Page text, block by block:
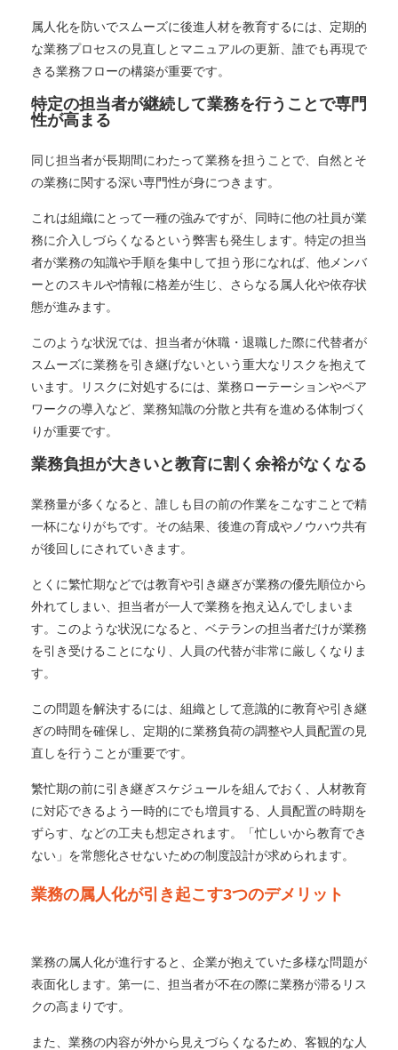
属人化を防いでスムーズに後進人材を教育するには、定期的
な業務プロセスの見直しとマニュアルの更新、誰でも再現で
きる業務フローの構築が重要です。
特定の担当者が継続して業務を行うことで専門
性が高まる
同じ担当者が長期間にわたって業務を担うことで、自然とそ
の業務に関する深い専門性が身につきます。
これは組織にとって一種の強みですが、同時に他の社員が業
務に介入しづらくなるという弊害も発生します。特定の担当
者が業務の知識や手順を集中して担う形になれば、他メンバ
ーとのスキルや情報に格差が生じ、さらなる属人化や依存状
態が進みます。
このような状況では、担当者が休職・退職した際に代替者が
スムーズに業務を引き継げないという重大なリスクを抱えて
います。リスクに対処するには、業務ローテーションやペア
ワークの導入など、業務知識の分散と共有を進める体制づく
りが重要です。
業務負担が大きいと教育に割く余裕がなくなる
業務量が多くなると、誰しも目の前の作業をこなすことで精
一杯になりがちです。その結果、後進の育成やノウハウ共有
が後回しにされていきます。
とくに繁忙期などでは教育や引き継ぎが業務の優先順位から
外れてしまい、担当者が一人で業務を抱え込んでしまいま
す。このような状況になると、ベテランの担当者だけが業務
を引き受けることになり、人員の代替が非常に厳しくなりま
す。
この問題を解決するには、組織として意識的に教育や引き継
ぎの時間を確保し、定期的に業務負荷の調整や人員配置の見
直しを行うことが重要です。
繁忙期の前に引き継ぎスケジュールを組んでおく、人材教育
に対応できるよう一時的にでも増員する、人員配置の時期を
ずらす、などの工夫も想定されます。「忙しいから教育でき
ない」を常態化させないための制度設計が求められます。
業務の属人化が引き起こす3つのデメリット
業務の属人化が進行すると、企業が抱えていた多様な問題が
表面化します。第一に、担当者が不在の際に業務が滞るリス
クの高まりです。
また、業務の内容が外から見えづらくなるため、客観的な人